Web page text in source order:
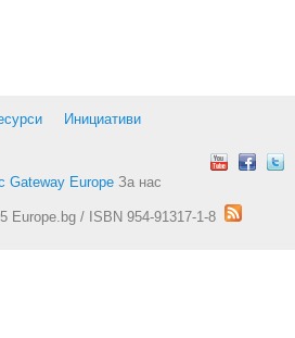
Инициативи
Gateway Europe За нас
Europe.bg / ISBN 954-91317-1-8